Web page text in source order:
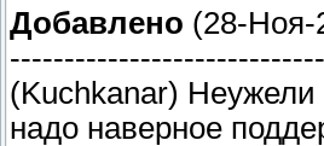
Добавлено (28-Ноя-
(Kuchkanar)
надо наверное